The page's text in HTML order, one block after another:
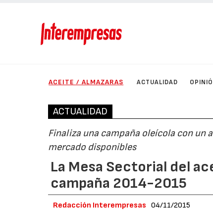
ACEITE / ALMAZARAS ACTUALIDAD
ACTUALIDAD
Finaliza una campaña oleícola con un
mercado disponibles
La Mesa Sectorial del
campaña 2014-2015
Redacción Interempresas 04/11/2015